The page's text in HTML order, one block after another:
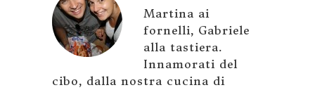
Martina ai
fornelli, Gabriele
alla tastiera.
Innamorati del
cibo, dalla nostra cucina di